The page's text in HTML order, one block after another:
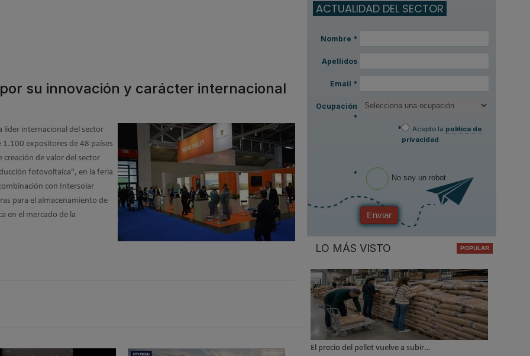
su innovación y carácter internacional
líder internacional del sector
expositores de 48 países
creación de valor del sector
fotovoltaica", en la feria
con Intersolar
para el almacenamiento de
en el mercado de la
ACTUALIDAD DEL SECTOR
Nombre *
Apellidos
Email *
Ocupación
*
*
Acepto la política de
privacidad.
* No soy un robot
Enviar
LO MÁS VISTO
El precio del pellet vuelve a subir…